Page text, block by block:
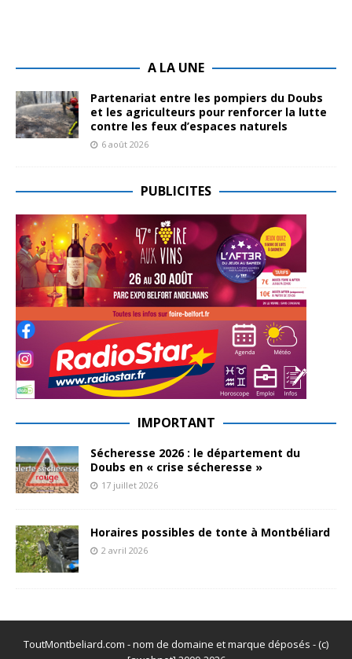
A LA UNE
Partenariat entre les pompiers du Doubs
et les agriculteurs pour renforcer la lutte
contre les feux d’espaces naturels
6 août 2026
PUBLICITES
IMPORTANT
Sécheresse 2026 : le département du
Doubs en « crise sécheresse »
17 juillet 2026
Horaires possibles de tonte à Montbéliard
2 avril 2026
ToutMontbeliard.com - nom de domaine et marque déposés - (c)